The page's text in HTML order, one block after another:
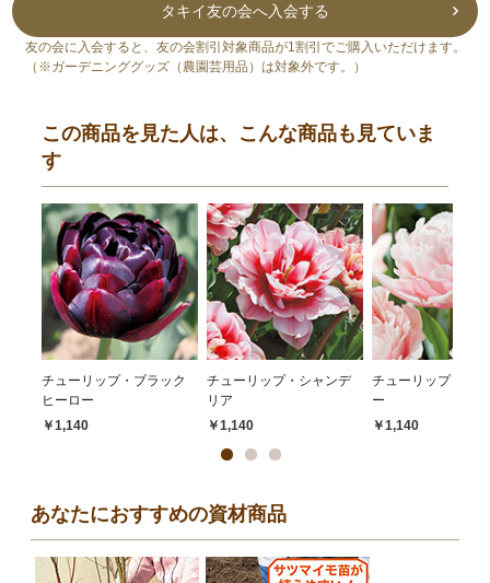
タキイ友の会へ入会する
友の会に入会すると、友の会割引対象商品が1割引でご購入いただけます。
（※ガーデニンググッズ（農園芸用品）は対象外です。）
この商品を見た人は、こんな商品も見ていま
す
チューリップ・ブラック
ヒーロー
￥1,140
チューリップ・シャンデ
リア
￥1,140
チューリップ・ド
ー
￥1,140
あなたにおすすめの資材商品